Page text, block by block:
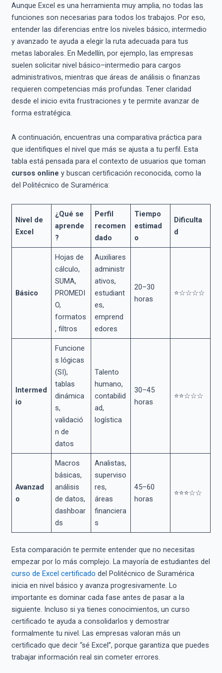
Aunque Excel es una herramienta muy amplia, no todas las
funciones son necesarias para todos los trabajos. Por eso,
entender las diferencias entre los niveles básico, intermedio
y avanzado te ayuda a elegir la ruta adecuada para tus
metas laborales. En Medellín, por ejemplo, las empresas
suelen solicitar nivel básico–intermedio para cargos
administrativos, mientras que áreas de análisis o finanzas
requieren competencias más profundas. Tener claridad
desde el inicio evita frustraciones y te permite avanzar de
forma estratégica.
A continuación, encuentras una comparativa práctica para
que identifiques el nivel que más se ajusta a tu perfil. Esta
tabla está pensada para el contexto de usuarios que toman
cursos online y buscan certificación reconocida, como la
del Politécnico de Suramérica:
Nivel de
Excel
¿Qué se
aprende
?
Perfil
recomen
dado
Tiempo
estimad
o
Dificulta
d
Básico
Hojas de
cálculo,
SUMA,
PROMEDI
O,
formatos
, filtros
Auxiliares
administr
ativos,
estudiant
es,
emprend
edores
20–30
horas
⭐☆☆☆☆
Intermed
io
Funcione
s lógicas
(SI),
tablas
dinámica
s,
validació
n de
datos
Talento
humano,
contabilid
ad,
logística
30–45
horas
⭐⭐☆☆☆
Avanzad
o
Macros
básicas,
análisis
de datos,
dashboar
ds
Analistas,
superviso
res,
áreas
financiera
s
45–60
horas
⭐⭐⭐☆☆
Esta comparación te permite entender que no necesitas
empezar por lo más complejo. La mayoría de estudiantes del
curso de Excel certificado del Politécnico de Suramérica
inicia en nivel básico y avanza progresivamente. Lo
importante es dominar cada fase antes de pasar a la
siguiente. Incluso si ya tienes conocimientos, un curso
certificado te ayuda a consolidarlos y demostrar
formalmente tu nivel. Las empresas valoran más un
certificado que decir “sé Excel”, porque garantiza que puedes
trabajar información real sin cometer errores.